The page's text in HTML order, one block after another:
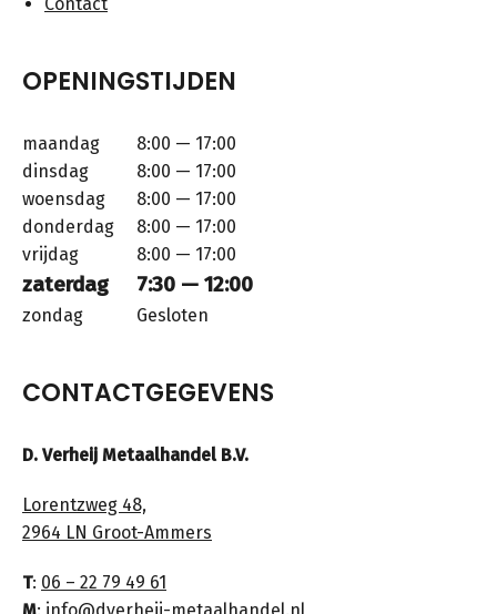
OPENINGSTIJDEN
maandag
8:00 — 17:00
dinsdag
8:00 — 17:00
woensdag
8:00 — 17:00
donderdag
8:00 — 17:00
vrijdag
8:00 — 17:00
zaterdag 7:30 — 12:00
zondag Gesloten
CONTACTGEGEVENS
D. Verheij Metaalhandel B.V.
Lorentzweg 48,
2964 LN Groot-Ammers
T: 06 – 22 79 49 61